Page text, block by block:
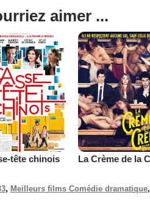
aimer ...
tête chinois
, Meilleurs films Comédie dramatique,